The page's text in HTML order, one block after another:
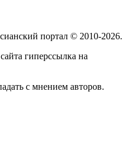
портал © 2010-2026.
гиперссылка на
с мнением авторов.